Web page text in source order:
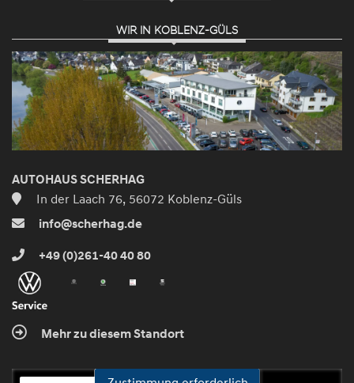
WIR IN KOBLENZ-GÜLS
AUTOHAUS SCHERHAG
In der Laach 76, 56072 Koblenz-Güls
info@scherhag.de
+49 (0)261-40 40 80
Mehr zu diesem Standort